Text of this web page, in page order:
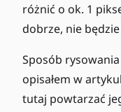
różnić o ok. 1
dobrze, nie będzie
Sposób
opisałem w
tutaj powtarzać